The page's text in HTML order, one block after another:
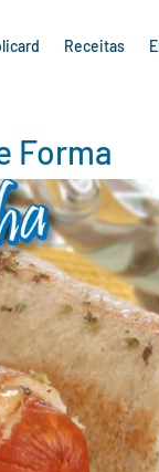
Receitas
Forma